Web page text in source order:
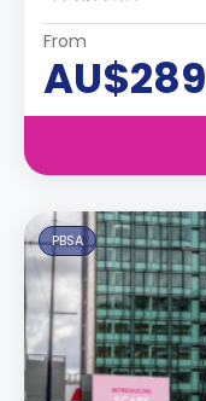
From
AU$289
PBSA